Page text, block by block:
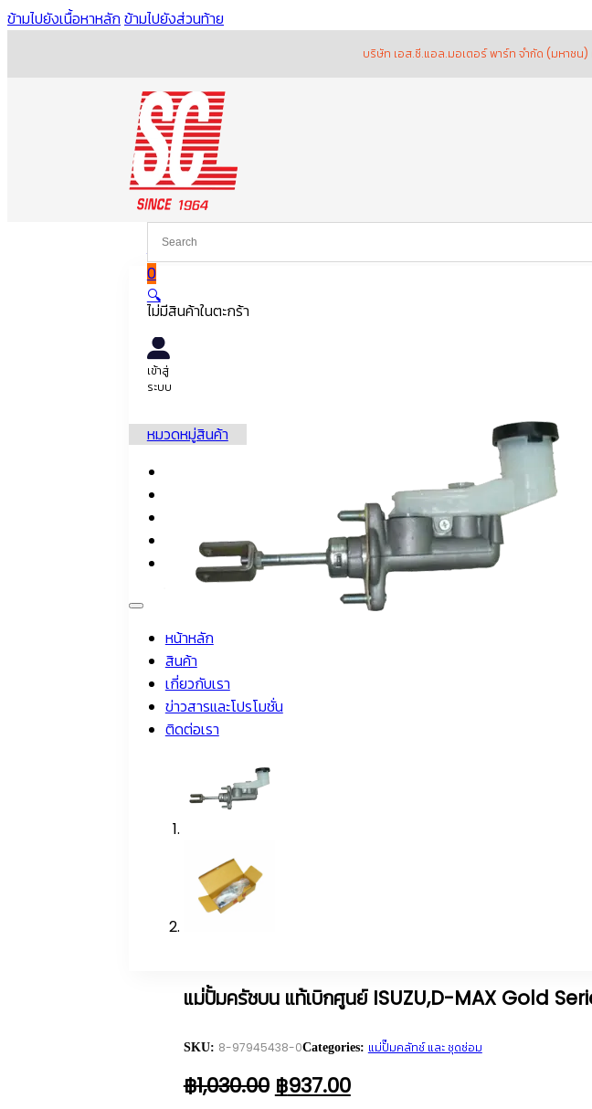
ข้ามไปยังเนื้อหาหลัก ข้ามไปยังส่วนท้าย
บริษัท เอส.ซี.แอล.มอเตอร์ พาร์ท จำกัด (มหาชน) ผู้แทนจำห
0
ไม่มีสินค้าในตะกร้า
เข้าสู่
ระบบ
หมวดหมู่สินค้า
ข่าวสารและโปรโมชั่น
ติดต่อเรา
หน้าหลัก
สินค้า
เกี่ยวกับเรา
ข่าวสารและโปรโมชั่น
ติดต่อเรา
โทรติดต่อผู้เชี่ยวชาญผลิตภัณฑ์ของเรา : 0-2226-1909
หน้าหลักอะไหล่เกียร์ คลัตช์ เบรก
🔍
แม่ปั้มครัชบน แท้เบิกศูนย์ ISUZU,D-MAX Gold
SKU: 8-97945438-0Categories: แม่ปั๊มคลัทช์ และ ชุดซ่อม
฿1,030.00 ORIGINAL
฿937.00CURRENT